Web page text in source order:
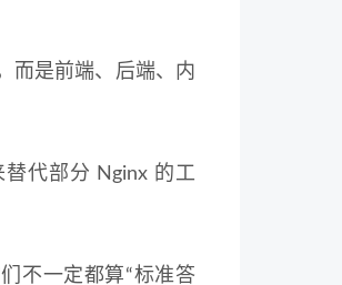
而是前端、后端、内
代部分 Nginx 的工
不一定都算“标准答